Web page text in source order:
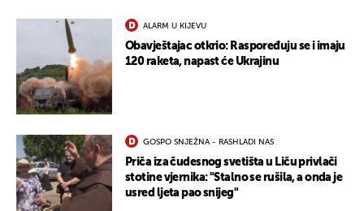
ALARM U KIJEVU
Obavještajac otkrio: Raspoređuju se i imaju
120 raketa, napast će Ukrajinu
GOSPO SNJEŽNA - RASHLADI NAS
Priča iza čudesnog svetišta u Liču privlači
stotine vjernika: "Stalno se rušila, a onda je
usred ljeta pao snijeg"